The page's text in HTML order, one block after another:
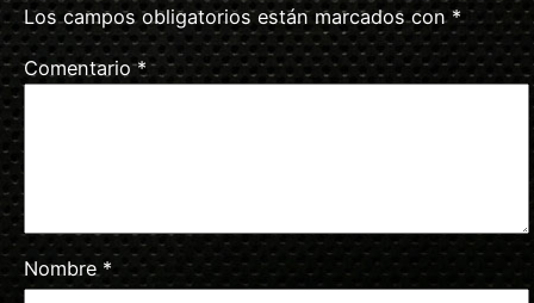
Los campos obligatorios están marcados con*
Comentario*
Nombre *